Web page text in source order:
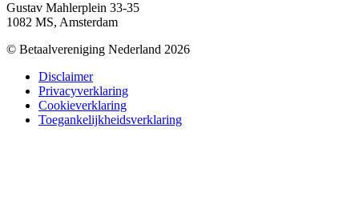
Gustav Mahlerplein 33-35
1082 MS, Amsterdam
© Betaalvereniging Nederland 2026
Disclaimer
Privacyverklaring
Cookieverklaring
Toegankelijkheidsverklaring